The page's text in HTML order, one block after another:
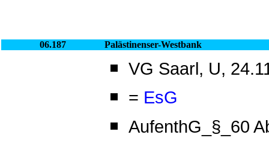
06.187 Palästinenser-Westbank
VG Saarl, U,
= EsG
AufenthG_§_60